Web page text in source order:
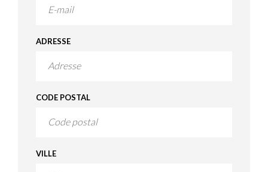
ADRESSE
CODE POSTAL
VILLE